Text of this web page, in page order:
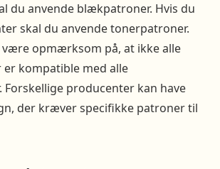
du anvende blækpatroner. Hvis du
skal du anvende tonerpatroner.
opmærksom på, at ikke alle
kompatible med alle
producenter kan have
der kræver specifikke patroner til